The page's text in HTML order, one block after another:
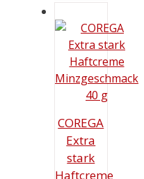
COREGA
Extra
stark
Haftcreme